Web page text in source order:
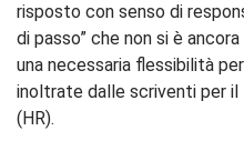
risposto con senso di
di passo” che non si è
una necessaria flessibilità
inoltrate dalle scriventi per
(HR).